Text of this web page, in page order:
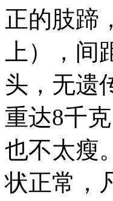
正的肢蹄
上），
头，无遗
重达8千
也不太瘦
状正常，